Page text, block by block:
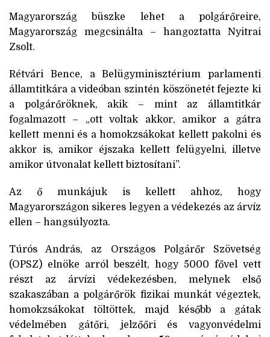
Magyarország büszke lehet a polgárőreire,
Magyarország megcsinálta – hangoztatta Nyitrai
Zsolt.
Rétvári Bence, a Belügyminisztérium parlamenti
államtitkára a videóban szintén köszönetét fejezte ki
a polgárőröknek, akik – mint az államtitkár
fogalmazott – „ott voltak akkor, amikor a gátra
kellett menni és a homokzsákokat kellett pakolni és
akkor is, amikor éjszaka kellett felügyelni, illetve
amikor útvonalat kellett biztosítani”.
Az ő munkájuk is kellett ahhoz, hogy
Magyarországon sikeres legyen a védekezés az árvíz
ellen – hangsúlyozta.
Túrós András, az Országos Polgárőr Szövetség
(OPSZ) elnöke arról beszélt, hogy 5000 fővel vett
részt az árvízi védekezésben, melynek első
szakaszában a polgárőrök fizikai munkát végeztek,
homokzsákokat töltöttek, majd később a gátak
védelmében gátőri, jelzőőri és vagyonvédelmi